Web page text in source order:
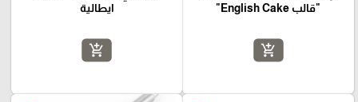
"قالب English Cake"
add_shopping_cart
ايطالية
add_shopping_cart